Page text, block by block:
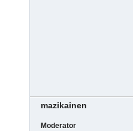
mazikainen
Moderator